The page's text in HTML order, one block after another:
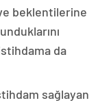
beklentilerine
da
sağlayan